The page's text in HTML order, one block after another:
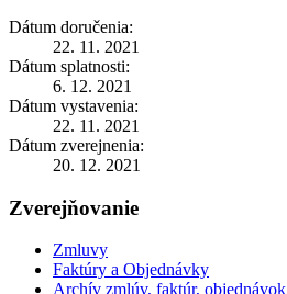
Dátum doručenia:
22. 11. 2021
Dátum splatnosti:
6. 12. 2021
Dátum vystavenia:
22. 11. 2021
Dátum zverejnenia:
20. 12. 2021
Zverejňovanie
Zmluvy
Faktúry a Objednávky
Archív zmlúv, faktúr, objednávok